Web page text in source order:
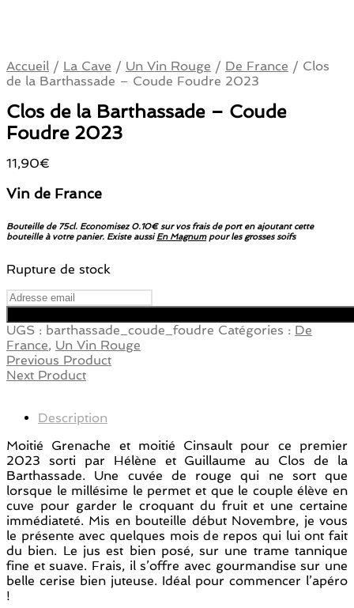
Accueil / La Cave / Un Vin Rouge / De France / Clos
de la Barthassade – Coude Foudre 2023
Clos de la Barthassade – Coude
Foudre 2023
11,90€
Vin de France
Bouteille de 75cl. Economisez 0.10€ sur vos frais de port en ajoutant cette
bouteille à votre panier. Existe aussiEn Magnumpour les grosses soifs
Rupture de stock
UGS : barthassade_coude_foudre Catégories : De
France, Un Vin Rouge
Previous Product
Next Product
Description
Moitié Grenache et moitié Cinsault pour ce premier
2023 sorti par Hélène et Guillaume au Clos de la
Barthassade. Une cuvée de rouge qui ne sort que
lorsque le millésime le permet et que le couple élève en
cuve pour garder le croquant du fruit et une certaine
immédiateté. Mis en bouteille début Novembre, je vous
le présente avec quelques mois de repos qui lui ont fait
du bien. Le jus est bien posé, sur une trame tannique
fine et suave. Frais, il s’offre avec gourmandise sur une
belle cerise bien juteuse. Idéal pour commencer l’apéro
!